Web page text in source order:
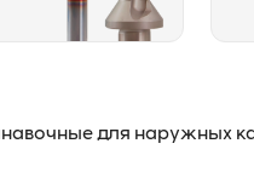
для наружных